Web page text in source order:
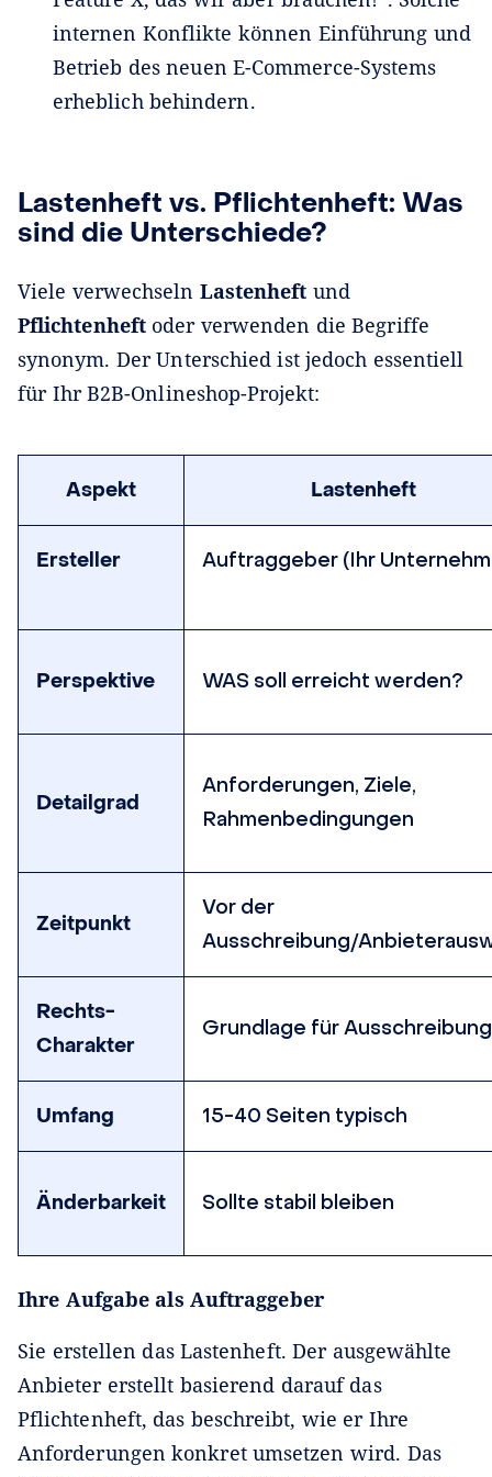
internen Konflikte können Einführung und
Betrieb des neuen E-Commerce-Systems
erheblich behindern.
Lastenheft vs. Pflichtenheft: Was
sind die Unterschiede?
Viele verwechseln Lastenheft und
Pflichtenheft oder verwenden die Begriffe
synonym. Der Unterschied ist jedoch essentiell
für Ihr B2B-Onlineshop-Projekt:
Aspekt Lastenheft
Ersteller Auftraggeber (Ihr
Perspektive WAS soll erreicht werden?
Detailgrad
Anforderungen, Ziele,
Rahmenbedingungen
Zeitpunkt
Vor der
Ausschreibung/
Rechts-
Charakter
Grundlage für Ausschreibung
Umfang 15-40 Seiten typisch
Änderbarkeit Sollte stabil bleiben
Ihre Aufgabe als Auftraggeber
Sie erstellen das Lastenheft. Der ausgewählte
Anbieter erstellt basierend darauf das
Pflichtenheft, das beschreibt, wie er Ihre
Anforderungen konkret umsetzen wird. Das